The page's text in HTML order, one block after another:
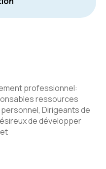
professionnel:
ressources
Dirigeants de
de développer